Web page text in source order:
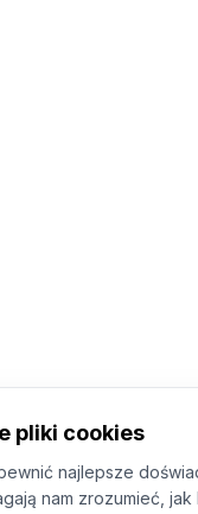
pliki cookies
najlepsze
nam zrozumieć,